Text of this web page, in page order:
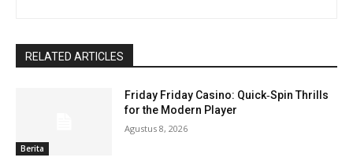
RELATED ARTICLES
Berita
Friday Friday Casino: Quick‑Spin Thrills
for the Modern Player
Agustus 8, 2026